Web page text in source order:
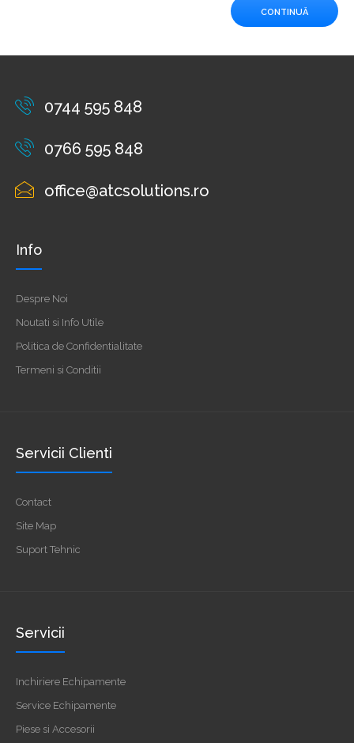
CONTINUĂ
0744 595 848
0766 595 848
office@atcsolutions.ro
Info
Despre Noi
Noutati si Info Utile
Politica de Confidentialitate
Termeni si Conditii
Servicii Clienti
Contact
Site Map
Suport Tehnic
Servicii
Inchiriere Echipamente
Service Echipamente
Piese si Accesorii